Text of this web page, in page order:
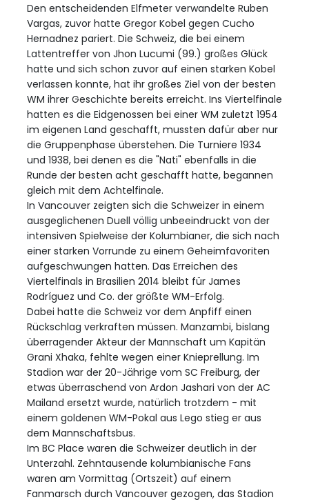
Den entscheidenden Elfmeter verwandelte Ruben
Vargas, zuvor hatte Gregor Kobel gegen Cucho
Hernadnez pariert. Die Schweiz, die bei einem
Lattentreffer von Jhon Lucumi (99.) großes Glück
hatte und sich schon zuvor auf einen starken Kobel
verlassen konnte, hat ihr großes Ziel von der besten
WM ihrer Geschichte bereits erreicht. Ins Viertelfinale
hatten es die Eidgenossen bei einer WM zuletzt 1954
im eigenen Land geschafft, mussten dafür aber nur
die Gruppenphase überstehen. Die Turniere 1934
und 1938, bei denen es die "Nati" ebenfalls in die
Runde der besten acht geschafft hatte, begannen
gleich mit dem Achtelfinale.
In Vancouver zeigten sich die Schweizer in einem
ausgeglichenen Duell völlig unbeeindruckt von der
intensiven Spielweise der Kolumbianer, die sich nach
einer starken Vorrunde zu einem Geheimfavoriten
aufgeschwungen hatten. Das Erreichen des
Viertelfinals in Brasilien 2014 bleibt für James
Rodríguez und Co. der größte WM-Erfolg.
Dabei hatte die Schweiz vor dem Anpfiff einen
Rückschlag verkraften müssen. Manzambi, bislang
überragender Akteur der Mannschaft um Kapitän
Grani Xhaka, fehlte wegen einer Knieprellung. Im
Stadion war der 20-Jährige vom SC Freiburg, der
etwas überraschend von Ardon Jashari von der AC
Mailand ersetzt wurde, natürlich trotzdem - mit
einem goldenen WM-Pokal aus Lego stieg er aus
dem Mannschaftsbus.
Im BC Place waren die Schweizer deutlich in der
Unterzahl. Zehntausende kolumbianische Fans
waren am Vormittag (Ortszeit) auf einem
Fanmarsch durch Vancouver gezogen, das Stadion